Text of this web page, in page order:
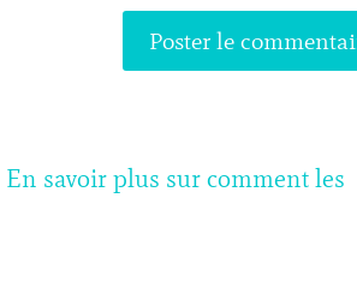
En savoir plus sur comment les